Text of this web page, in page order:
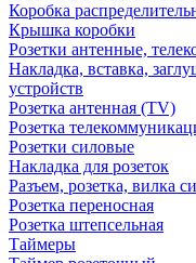
Коробка
Крышка коробки
Розетки антенные,
Накладка, вставка,
устройств
Розетка антенная (TV)
Розетка
Розетки силовые
Накладка для розеток
Разъем, розетка, вилка
Розетка переносная
Розетка штепсельная
Таймеры